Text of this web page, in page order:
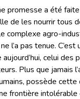
promesse a été
de les nourrir tous
complexe agro-
l’a pas tenue.
aujourd’hui, celui
Plus que jamais
possède cette
frontière